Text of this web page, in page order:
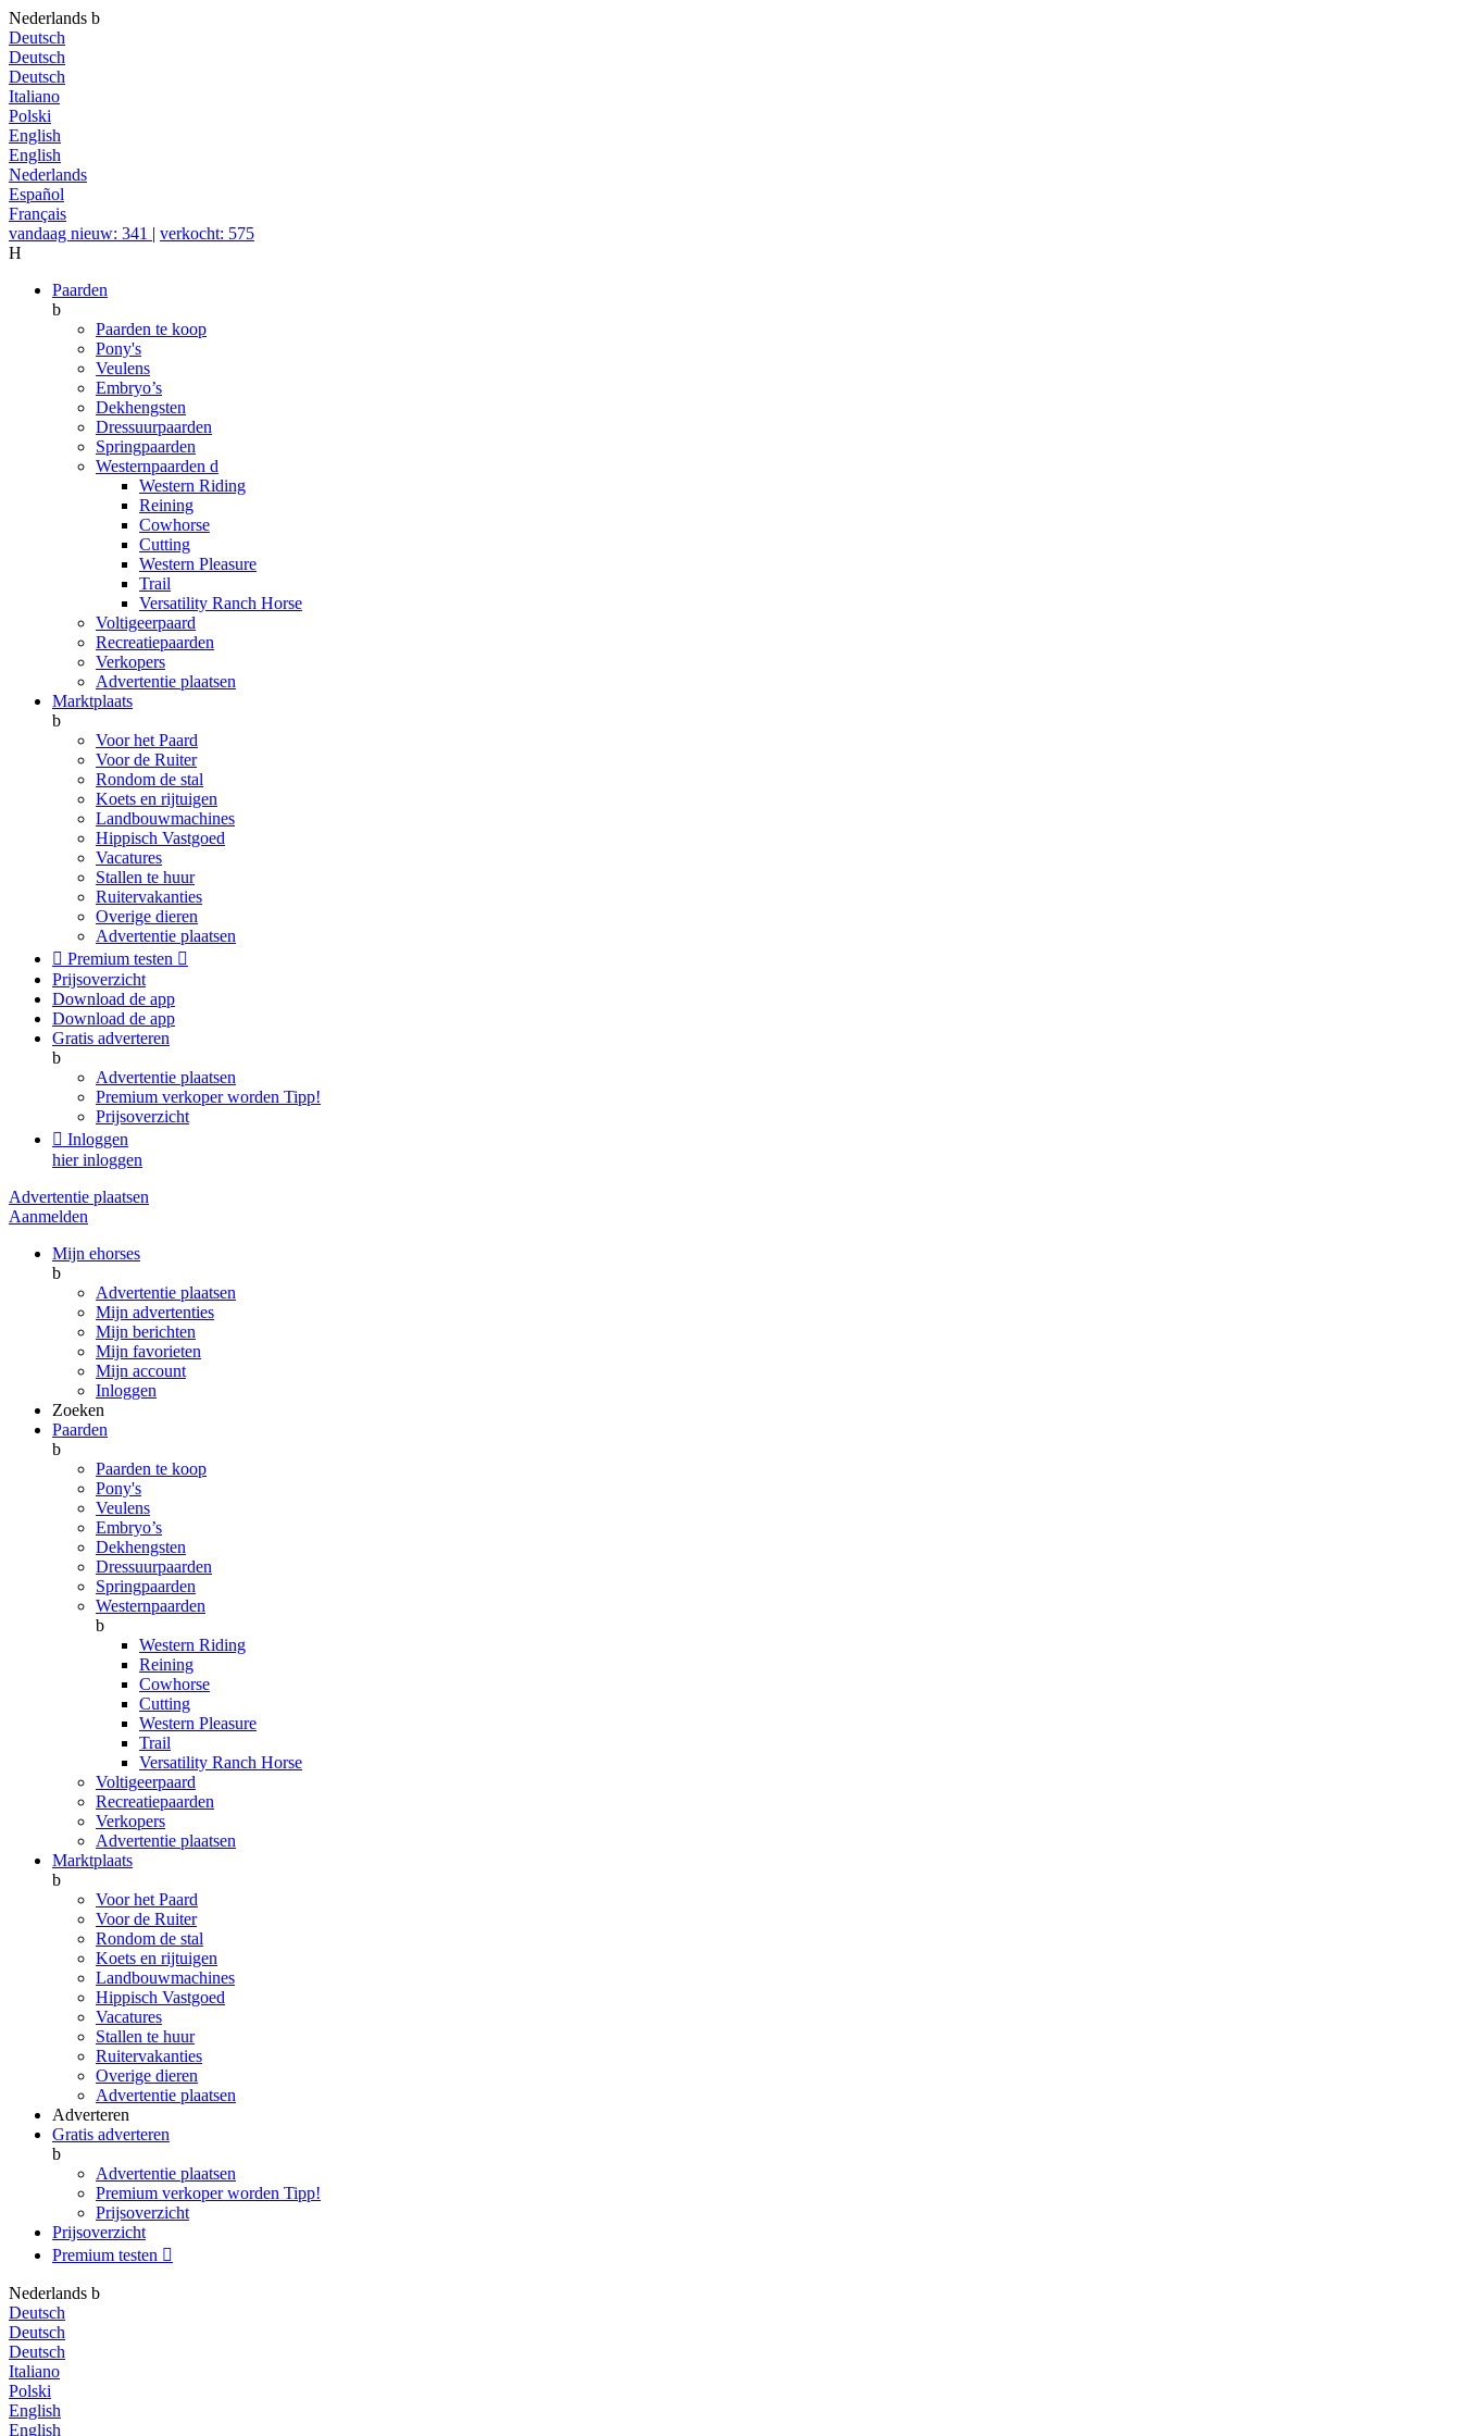
Nederlands b
Deutsch
Deutsch
Deutsch
Italiano
Polski
English
English
Nederlands
Español
Français
vandaag nieuw: 341 | verkocht: 575
H
Paarden
b
Paarden te koop
Pony's
Veulens
Embryo’s
Dekhengsten
Dressuurpaarden
Springpaarden
Westernpaarden d
Western Riding
Reining
Cowhorse
Cutting
Western Pleasure
Trail
Versatility Ranch Horse
Voltigeerpaard
Recreatiepaarden
Verkopers
Advertentie plaatsen
Marktplaats
b
Voor het Paard
Voor de Ruiter
Rondom de stal
Koets en rijtuigen
Landbouwmachines
Hippisch Vastgoed
Vacatures
Stallen te huur
Ruitervakanties
Overige dieren
Advertentie plaatsen
 Premium testen 
Prijsoverzicht
Download de app
Download de app
Gratis adverteren
b
Advertentie plaatsen
Premium verkoper worden Tipp!
Prijsoverzicht
 Inloggen
hier inloggen
Advertentie plaatsen
Aanmelden
Mijn ehorses
b
Advertentie plaatsen
Mijn advertenties
Mijn berichten
Mijn favorieten
Mijn account
Inloggen
Zoeken
Paarden
b
Paarden te koop
Pony's
Veulens
Embryo’s
Dekhengsten
Dressuurpaarden
Springpaarden
Westernpaarden
b
Western Riding
Reining
Cowhorse
Cutting
Western Pleasure
Trail
Versatility Ranch Horse
Voltigeerpaard
Recreatiepaarden
Verkopers
Advertentie plaatsen
Marktplaats
b
Voor het Paard
Voor de Ruiter
Rondom de stal
Koets en rijtuigen
Landbouwmachines
Hippisch Vastgoed
Vacatures
Stallen te huur
Ruitervakanties
Overige dieren
Advertentie plaatsen
Adverteren
Gratis adverteren
b
Advertentie plaatsen
Premium verkoper worden Tipp!
Prijsoverzicht
Prijsoverzicht
Premium testen 
Nederlands b
Deutsch
Deutsch
Deutsch
Italiano
Polski
English
English